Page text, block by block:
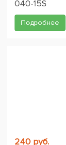
040-15S
Подробнее
240 руб.